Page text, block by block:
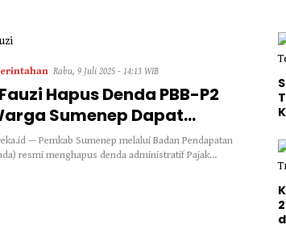
Rabu, 9 Juli 2025 - 14:13 WIB
Hapus Denda PBB-P2
Sumenep Dapat
— Pemkab Sumenep melalui Badan Pendapatan
resmi menghapus denda administratif Pajak…